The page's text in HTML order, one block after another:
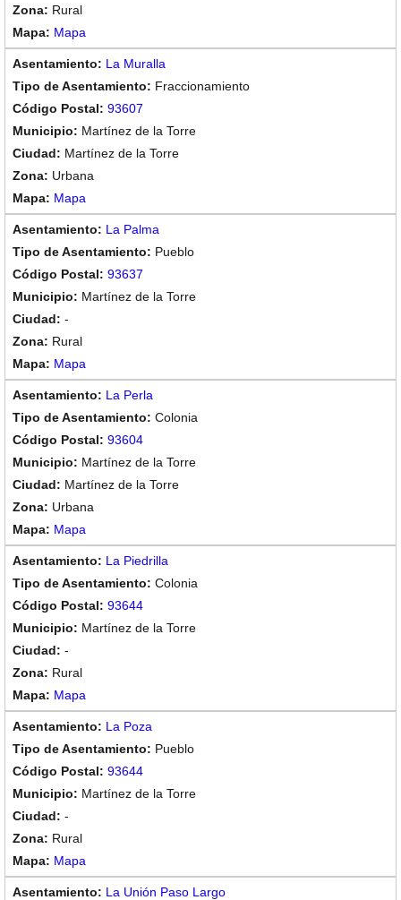
Rural
Mapa
La Muralla
Fraccionamiento
93607
Martínez de la Torre
Martínez de la Torre
Urbana
Mapa
La Palma
Pueblo
93637
Martínez de la Torre
-
Rural
Mapa
La Perla
Colonia
93604
Martínez de la Torre
Martínez de la Torre
Urbana
Mapa
La Piedrilla
Colonia
93644
Martínez de la Torre
-
Rural
Mapa
La Poza
Pueblo
93644
Martínez de la Torre
-
Rural
Mapa
La Unión Paso Largo